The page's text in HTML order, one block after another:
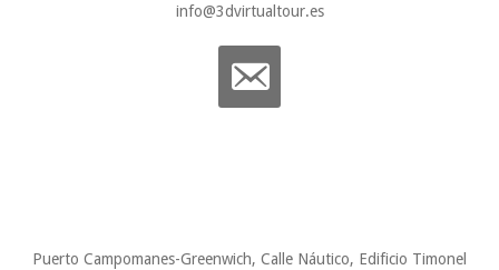
info@3dvirtualtour.es
Puerto Campomanes-Greenwich, Calle Náutico, Edificio Timonel